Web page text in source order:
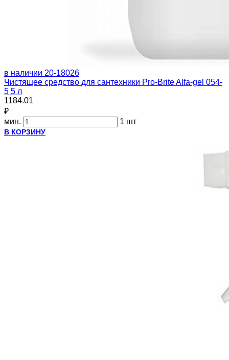
в наличии 20-18026
Чистящее средство для сантехники Pro-Brite Alfa-gel 054-
5 5 л
1184.01
₽
мин.
1 шт
В КОРЗИНУ